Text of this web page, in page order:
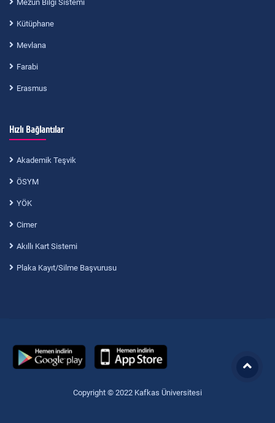
Mezun Bilgi Sistemi
Kütüphane
Mevlana
Farabi
Erasmus
Hızlı Bağlantılar
Akademik Teşvik
ÖSYM
YÖK
Cimer
Akıllı Kart Sistemi
Plaka Kayıt/Silme Başvurusu
Copyright © 2022 Kafkas Üniversitesi